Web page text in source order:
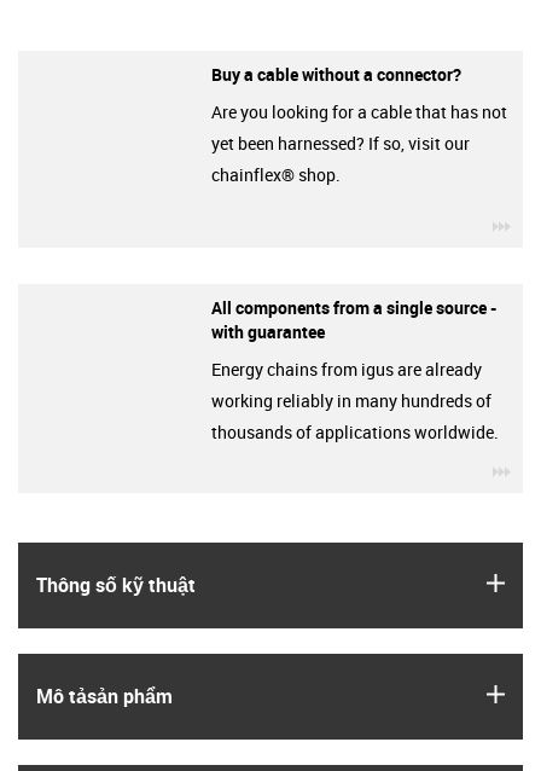
Thông số kỹ thuật
Mô tả­sản phẩm
Buy a cable without a connector?
Are you looking for a cable that has not
yet been harnessed? If so, visit our
chainflex® shop.
All components from a single source -
with guarantee
Energy chains from igus are already
working reliably in many hundreds of
thousands of applications worldwide.